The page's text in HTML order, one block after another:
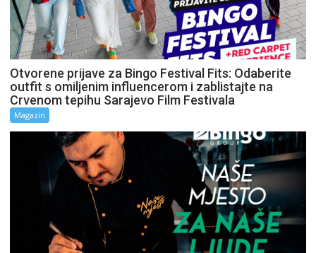
Otvorene prijave za Bingo Festival Fits: Odaberite
outfit s omiljenim influencerom i zablistajte na
Crvenom tepihu Sarajevo Film Festivala
Magazin